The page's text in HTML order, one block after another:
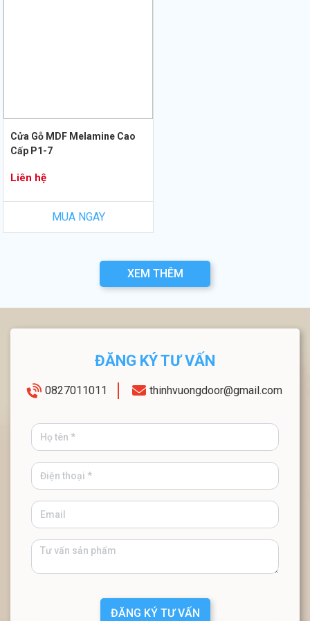
Cửa Gỗ MDF Melamine Cao
Cấp P1-7
Liên hệ
MUA NGAY
XEM THÊM
ĐĂNG KÝ TƯ VẤN
0827011011 thinhvuongdoor@gmail.com
ĐĂNG KÝ TƯ VẤN